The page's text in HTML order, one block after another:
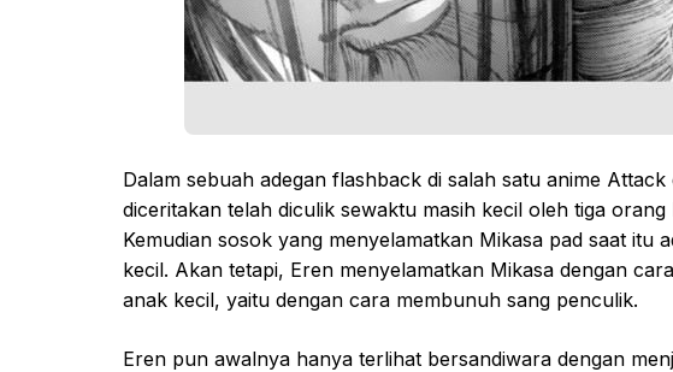
Dalam sebuah adegan flashback di salah satu anime
diceritakan telah diculik sewaktu masih kecil oleh tiga
Kemudian sosok yang menyelamatkan Mikasa pad saat itu
kecil. Akan tetapi, Eren menyelamatkan Mikasa dengan
anak kecil, yaitu dengan cara membunuh sang penculik.
Eren pun awalnya hanya terlihat bersandiwara dengan